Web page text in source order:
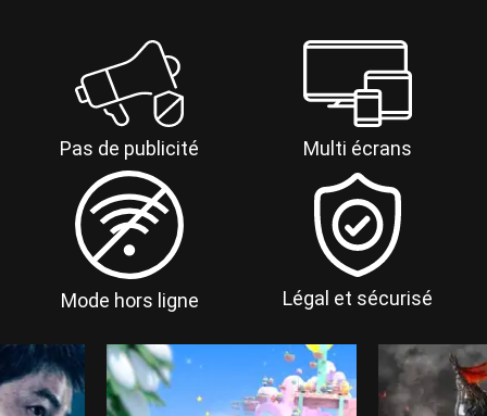
Pas de publicité Multi écrans
Mode hors ligne Légal et sécurisé